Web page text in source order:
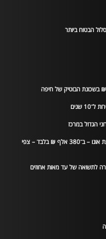
הגדול במרכז
גני תקווה: קרקע פרטית להשקעה במתחם בתכנון מתקדם בלב בקעת אונו – ב־380 אלף ₪ בלבד – צפי